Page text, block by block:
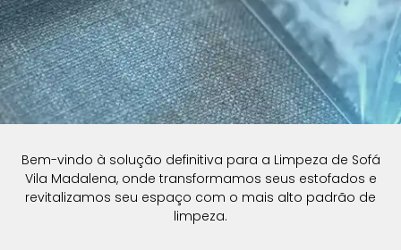
Bem-vindo à solução definitiva para a Limpeza de Sofá
Vila Madalena, onde transformamos seus estofados e
revitalizamos seu espaço com o mais alto padrão de
limpeza.